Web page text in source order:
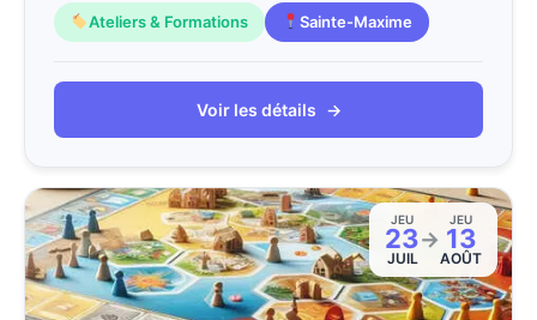
Ateliers & Formations Sainte-Maxime
Voir les détails →
JEU
23
JUIL
→
JEU
13
AOÛT